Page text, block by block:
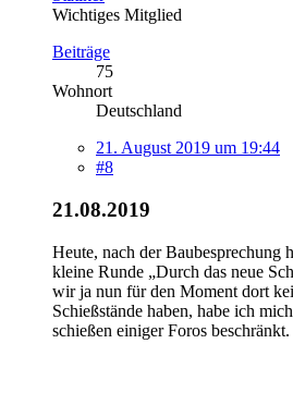
Wichtiges Mitglied
Beiträge
75
Wohnort
Deutschland
21. August 2019 um 19:44
#8
21.08.2019
Heute, nach der Baubesprechung
kleine Runde „Durch das neue
wir ja nun für den Moment dort
Schießstände haben, habe ich
schießen einiger Foros beschränkt.